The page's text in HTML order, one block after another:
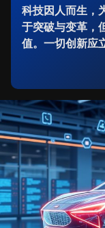
科技因人而生，
于突破与变革，
值。一切创新应